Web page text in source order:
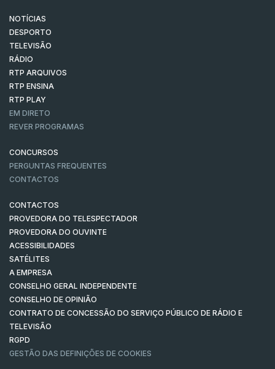
NOTÍCIAS
DESPORTO
TELEVISÃO
RÁDIO
RTP ARQUIVOS
RTP ENSINA
RTP PLAY
EM DIRETO
REVER PROGRAMAS
CONCURSOS
PERGUNTAS FREQUENTES
CONTACTOS
CONTACTOS
PROVEDORA DO TELESPECTADOR
PROVEDORA DO OUVINTE
ACESSIBILIDADES
SATÉLITES
A EMPRESA
CONSELHO GERAL INDEPENDENTE
CONSELHO DE OPINIÃO
CONTRATO DE CONCESSÃO DO SERVIÇO PÚBLICO DE RÁDIO E
TELEVISÃO
RGPD
GESTÃO DAS DEFINIÇÕES DE COOKIES